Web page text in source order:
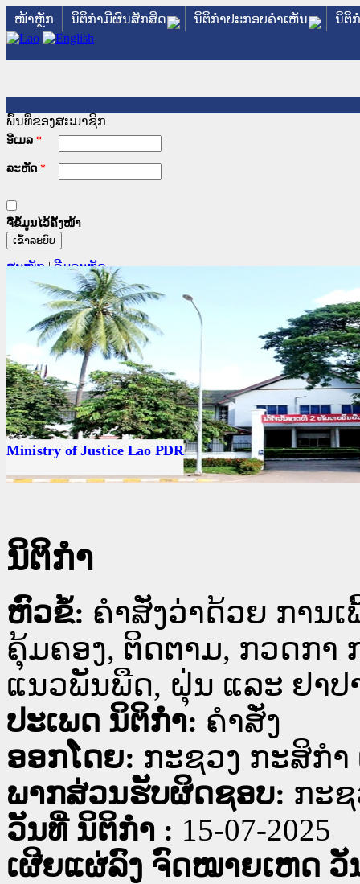
ໜ້າຫຼັກ ນິຕິກໍາມີຜົນສັກສິດ ນິຕິກໍາປະກອບຄໍາເຫັນ ນິຕິ
ພື້ນທີ່ຂອງສະມາຊິກ
ອີເມລ *
ລະຫັດ *
ຈື່ຂໍ້ມູນໄວ້ຄັ້ງໜ້າ
ສະໝັກ|ລືມລະຫັດ
Ministry of Justice Lao PDR
ນິຕິກໍາ
ຫົວຂໍ້: ຄຳສັ່ງວ່າດ້ວຍ ການ
ຄຸ້ມຄອງ, ຕິດຕາມ, ກວດກາ
ແນວພັນພືດ, ຝຸ່ນ ແລະ ຢາປ
ປະເພດ ນິຕິກໍາ: ຄໍາສັ່ງ
ອອກໂດຍ: ກະຊວງ ກະສິກ
ພາກສ່ວນຮັບຜິດຊອບ: ກະ
ວັນທີ່ ນິຕິກໍາ : 15-07-2025
ເຜີຍແຜ່ລົງ ຈົດໝາຍເຫດ ວັ